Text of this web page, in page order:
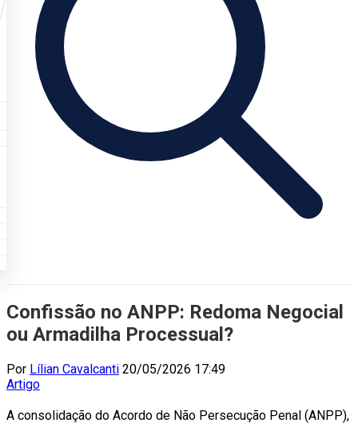
Confissão no ANPP: Redoma Negocial
ou Armadilha Processual?
Por Lílian Cavalcanti 20/05/2026 17:49
Artigo
A consolidação do Acordo de Não Persecução Penal (ANPP),